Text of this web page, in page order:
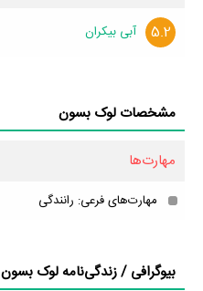
5.2 آبی بیکران
مشخصات لوک بسون
مهارت‌ها
مهارت‌های فرعی: رانندگی
بیوگرافی / زندگی‌نامه لوک بسون